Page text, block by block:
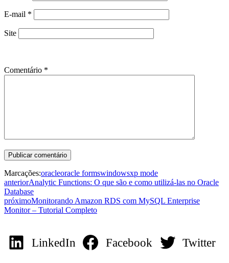
E-mail *
Site
Comentário *
Marcações:oracleoracle formswindowsxp mode
anteriorAnalytic Functions: O que são e como utilizá-las no Oracle
Database
próximoMonitorando Amazon RDS com MySQL Enterprise
Monitor – Tutorial Completo
LinkedIn Facebook Twitter